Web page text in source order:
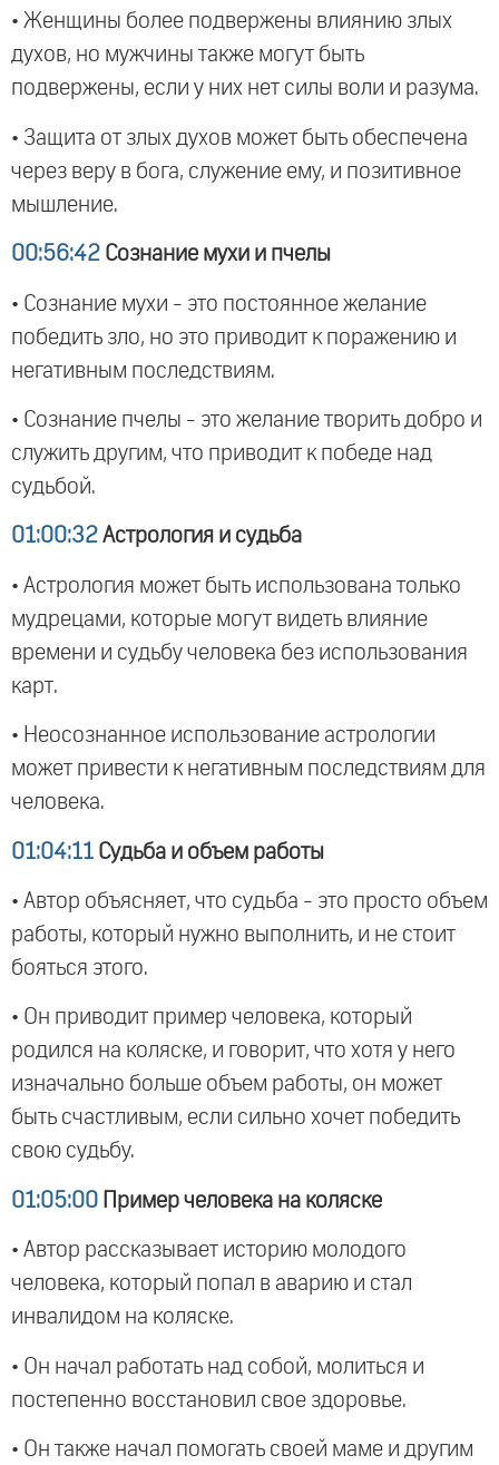
• Женщины более подвержены влиянию злых
духов, но мужчины также могут быть
подвержены, если у них нет силы воли и разума.
• Защита от злых духов может быть обеспечена
через веру в бога, служение ему, и позитивное
мышление.
00:56:42 Сознание мухи и пчелы
• Сознание мухи - это постоянное желание
победить зло, но это приводит к поражению и
негативным последствиям.
• Сознание пчелы - это желание творить добро и
служить другим, что приводит к победе над
судьбой.
01:00:32 Астрология и судьба
• Астрология может быть использована только
мудрецами, которые могут видеть влияние
времени и судьбу человека без использования
карт.
• Неосознанное использование астрологии
может привести к негативным последствиям для
человека.
01:04:11 Судьба и объем работы
• Автор объясняет, что судьба - это просто объем
работы, который нужно выполнить, и не стоит
бояться этого.
• Он приводит пример человека, который
родился на коляске, и говорит, что хотя у него
изначально больше объем работы, он может
быть счастливым, если сильно хочет победить
свою судьбу.
01:05:00 Пример человека на коляске
• Автор рассказывает историю молодого
человека, который попал в аварию и стал
инвалидом на коляске.
• Он начал работать над собой, молиться и
постепенно восстановил свое здоровье.
• Он также начал помогать своей маме и другим